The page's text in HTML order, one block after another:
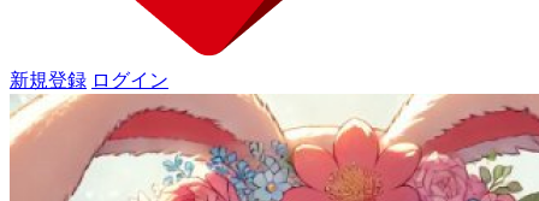
新規登録 ログイン